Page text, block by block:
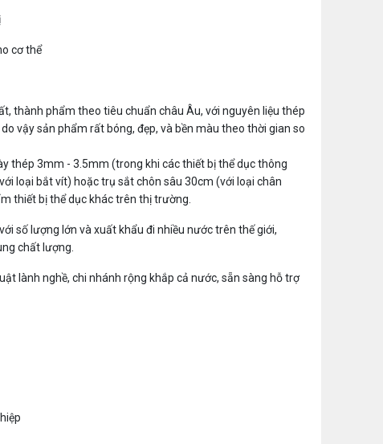
cơ thể
thành phẩm theo tiêu chuẩn châu Âu, với nguyên liệu thép
vậy sản phẩm rất bóng, đẹp, và bền màu theo thời gian so
thép 3mm - 3.5mm (trong khi các thiết bị thể dục thông
loại bắt vít) hoặc trụ sắt chôn sâu 30cm (với loại chân
thiết bị thể dục khác trên thị trường.
số lượng lớn và xuất khẩu đi nhiều nước trên thế giới,
chất lượng.
lành nghề, chi nhánh rộng khắp cả nước, sẵn sàng hỗ trợ